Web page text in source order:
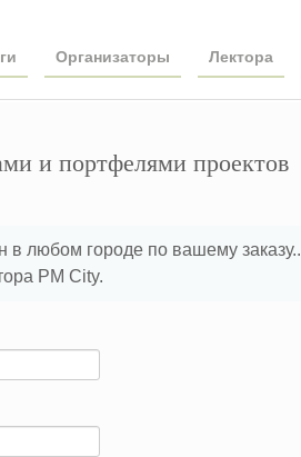
Организаторы Лектора
и портфелями проектов
любом городе по вашему заказу..
PM City.